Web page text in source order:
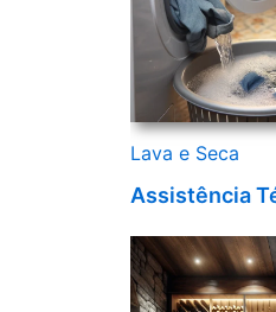
Lava e Seca
Assistência